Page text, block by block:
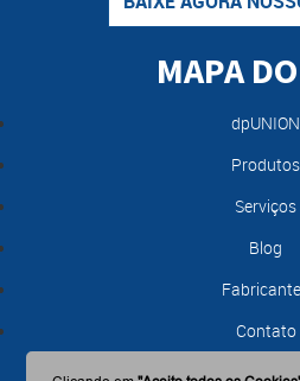
MAPA
dpUNION
Produtos
Serviços
Blog
Contato